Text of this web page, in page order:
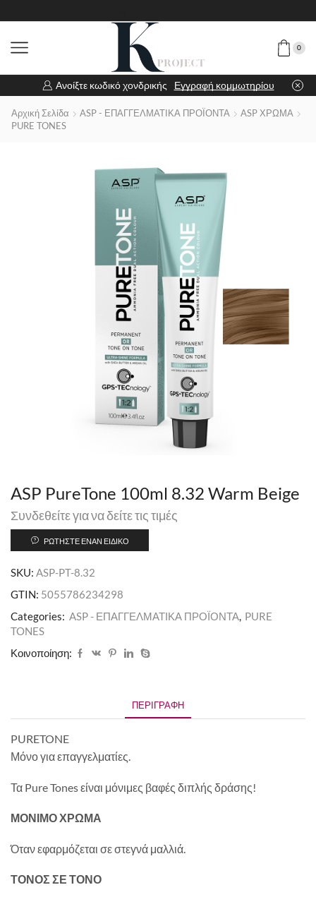
0
Ανοίξτε κωδικό χονδρικής Εγγραφή κομμωτηρίου
Αρχική Σελίδα ASP - ΕΠΑΓΓΕΛΜΑΤΙΚΑ ΠΡΟΪΟΝΤΑ
ASP ΧΡΩΜΑ
PURE TONES
ASP PureTone 100ml 8.32 Warm Beige
Συνδεθείτε για να δείτε τις τιμές
ΡΩΤΉΣΤΕ ΈΝΑΝ ΕΙΔΙΚΌ
SKU: ASP-PT-8.32
GTIN: 5055786234298
Categories: ASP - ΕΠΑΓΓΕΛΜΑΤΙΚΑ ΠΡΟΪΟΝΤΑ, PURE
TONES
Κοινοποίηση:
ΠΕΡΙΓΡΑΦΉ
PURETONE
Μόνο για επαγγελματίες.
Τα Pure Tones είναι μόνιμες βαφές διπλής δράσης!
ΜΟΝΙΜΟ ΧΡΩΜΑ
Όταν εφαρμόζεται σε στεγνά μαλλιά.
ΤΟΝΟΣ ΣΕ ΤΟΝΟ